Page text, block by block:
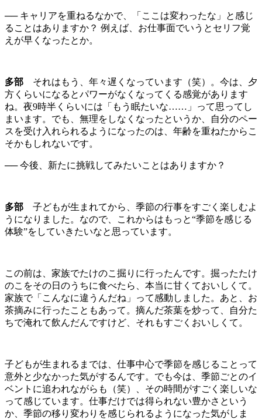
── キャリアを重ねるなかで、「ここは変わったな」と感じ
ることはありますか？ 例えば、お仕事面でいうとセリフ覚
えが早くなったとか。
多部 それはもう、年々遅くなっています（笑）。今は、夕
方くらいになるとパワーがなくなってくる感覚があります
ね。夜9時半くらいには「もう眠たいな……」って思ってし
まいます。でも、無理をしなくなったというか、自分のペー
スを受け入れられるようになったのは、年齢を重ねたからこ
そかもしれないです。
── 今後、新たに挑戦してみたいことはありますか？
多部 子どもが生まれてから、季節の行事をすごく楽しむよ
うになりました。なので、これからはもっと“季節を感じる
体験”をしていきたいなと思っています。
この前は、家族でたけのこ掘りに行ったんです。掘ったたけ
のこをその日のうちに食べたら、本当に甘くておいしくて。
家族で「こんなに違うんだね」って感動しました。あと、お
茶摘みに行ったこともあって。摘んだ茶葉を炒って、自分た
ちで淹れて飲んだんですけど、それもすごくおいしくて。
子どもが生まれるまでは、仕事中心で季節を感じることって
意外と少なかった気がするんです。でも今は、季節ごとのイ
ベントに追われながらも（笑）、その時間がすごく楽しいな
って感じています。仕事だけでは得られない豊かさという
か、季節の移り変わりを感じられるようになった気がしま